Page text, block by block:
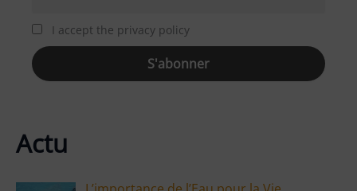
I accept the privacy policy
Actu